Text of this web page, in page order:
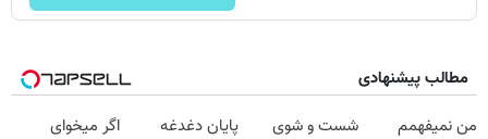
مطالب پیشنهادی
من نمیفهمم
شست و شوی
پایان دغدغه
اگر میخوای